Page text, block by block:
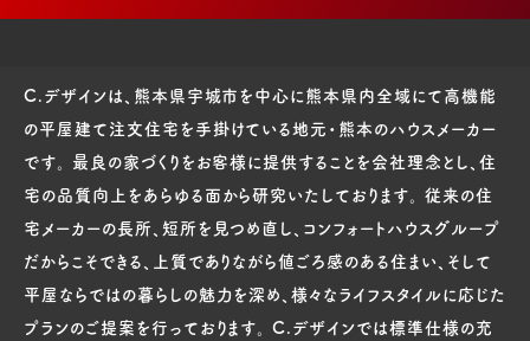
C.デザインは、熊本県宇城市を中心に熊本県内全域にて高機能
の平屋建て注文住宅を手掛けている地元・熊本のハウスメーカー
です。 最良の家づくりをお客様に提供することを会社理念とし、住
宅の品質向上をあらゆる面から研究いたしております。 従来の住
宅メーカーの長所、短所を見つめ直し、コンフォートハウスグループ
だからこそできる、上質でありながら値ごろ感のある住まい、そして
平屋ならではの暮らしの魅力を深め、様々なライフスタイルに応じた
プランのご提案を行っております。 C.デザインでは標準仕様の充